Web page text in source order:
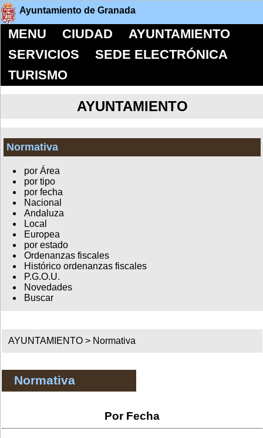
Ayuntamiento de Granada
MENU CIUDAD
AYUNTAMIENTO
SERVICIOS
SEDE ELECTRÓNICA
TURISMO
AYUNTAMIENTO
Normativa
por Área
por tipo
por fecha
Nacional
Andaluza
Local
Europea
por estado
Ordenanzas fiscales
Histórico ordenanzas fiscales
P.G.O.U.
Novedades
Buscar
AYUNTAMIENTO > Normativa
Normativa
Por Fecha